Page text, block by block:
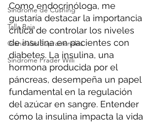
Síndrome de Cushing
Talla Baja
Glandulas Suprarrenales
Síndrome Prader Willi
Como endocrinóloga, me
gustaría destacar la importancia
crítica de controlar los niveles
de insulina en pacientes con
diabetes. La insulina, una
hormona producida por el
páncreas, desempeña un papel
fundamental en la regulación
del azúcar en sangre. Entender
cómo la insulina impacta la vida